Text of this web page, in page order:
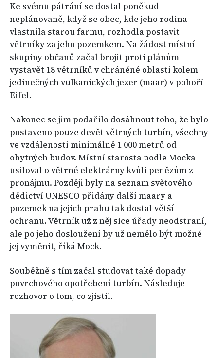
Ke svému pátrání se dostal poněkud
neplánovaně, když se obec, kde jeho rodina
vlastnila starou farmu, rozhodla postavit
větrníky za jeho pozemkem. Na žádost místní
skupiny občanů začal brojit proti plánům
vystavět 18 větrníků v chráněné oblasti kolem
jedinečných vulkanických jezer (maar) v pohoří
Eifel.
Nakonec se jim podařilo dosáhnout toho, že bylo
postaveno pouze devět větrných turbín, všechny
ve vzdálenosti minimálně 1 000 metrů od
obytných budov. Místní starosta podle Mocka
usiloval o větrné elektrárny kvůli penězům z
pronájmu. Později byly na seznam světového
dědictví UNESCO přidány další maary a
pozemek na jejich prahu tak dostal větší
ochranu. Větrník už z něj sice úřady neodstraní,
ale po jeho dosloužení by už nemělo být možné
jej vyměnit, říká Mock.
Souběžně s tím začal studovat také dopady
povrchového opotřebení turbín. Následuje
rozhovor o tom, co zjistil.